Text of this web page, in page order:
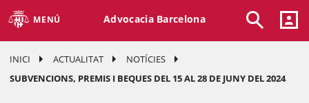
MENÚ Advocacia Barcelona
INICI ACTUALITAT
NOTÍCIES
SUBVENCIONS, PREMIS I BEQUES DEL 15 AL 28 DE JUNY DEL 2024